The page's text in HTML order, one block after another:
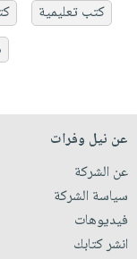
كتب تعليمية
عن نيل وفرات
عن الشركة
سياسة الشركة
فيديوهات
انشر كتابك